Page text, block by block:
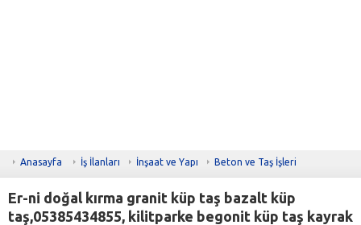
Anasayfa İş İlanları İnşaat ve Yapı Beton ve Taş İşleri
Er-ni doğal kırma granit küp taş bazalt küp
taş,05385434855, kilitparke begonit küp taş kayrak